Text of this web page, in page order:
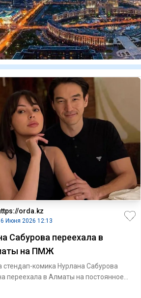
orda.kz
Июня 2026 12:13
Сабурова переехала в
на ПМЖ
комика Нурлана Сабурова
переехала в Алматы на постоянное